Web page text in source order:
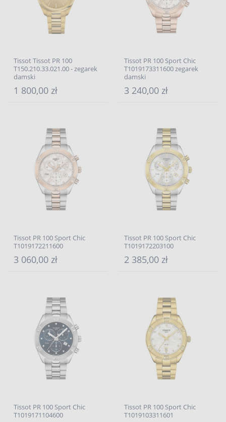
Tissot Tissot PR 100
T150.210.33.021.00 - zegarek
damski
1 800,00 zł
Tissot PR 100 Sport Chic
T1019173311600 zegarek
damski
3 240,00 zł
Tissot PR 100 Sport Chic
T1019172211600
3 060,00 zł
Tissot PR 100 Sport Chic
T1019172203100
2 385,00 zł
Tissot PR 100 Sport Chic
T1019171104600
Tissot PR 100 Sport Chic
T1019103311601